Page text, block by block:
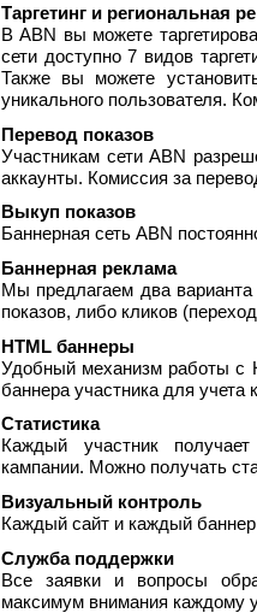
Таргетинг и региональная
В ABN вы можете
сети доступно 7 видов
Также вы можете
уникального пользователя.
Перевод показов
Участникам сети ABN
аккаунты. Комиссия за
Выкуп показов
Баннерная сеть ABN
Баннерная реклама
Мы предлагаем два
показов, либо кликов
HTML баннеры
Удобный механизм работы с
баннера участника для
Статистика
Каждый участник
кампании. Можно получать
Визуальный контроль
Каждый сайт и каждый
Служба поддержки
Все заявки и вопросы
максимум внимания каждому